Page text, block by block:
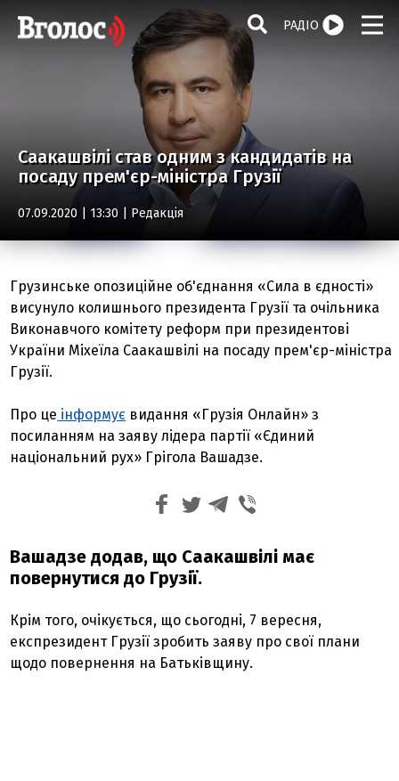
РАДІО
Саакашвілі став одним з кандидатів на
посаду прем'єр-міністра Грузії
07.09.2020 | 13:30 | Редакція
Грузинське опозиційне об'єднання «Сила в єдності»
висунуло колишнього президента Грузії та очільника
Виконавчого комітету реформ при президентові
України Міхеїла Саакашвілі на посаду прем'єр-міністра
Грузії.
Про це інформує видання «Грузія Онлайн» з
посиланням на заяву лідера партії «Єдиний
національний рух» Грігола Вашадзе.
Вашадзе додав, що Саакашвілі має
повернутися до Грузії.
Крім того, очікується, що сьогодні, 7 вересня,
експрезидент Грузії зробить заяву про свої плани
щодо повернення на Батьківщину.